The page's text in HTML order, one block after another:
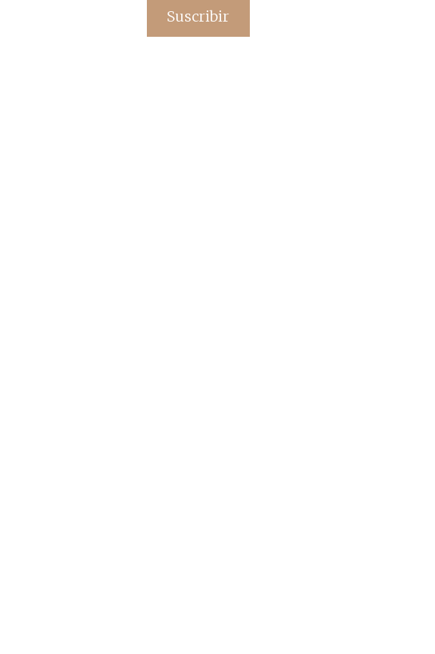
Suscribir